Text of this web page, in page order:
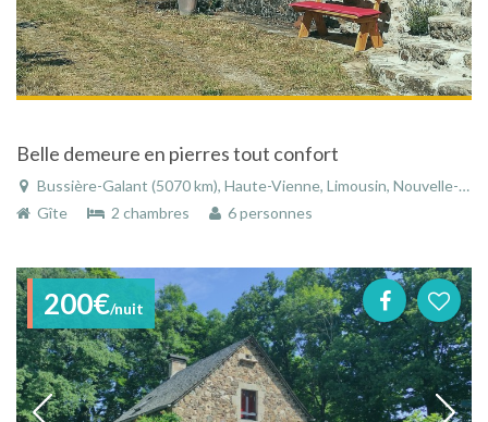
Belle demeure en pierres tout confort
Bussière-Galant (5070 km), Haute-Vienne, Limousin, Nouvelle-Aquitaine, France
Gîte
2 chambres 6 personnes
200€/nuit